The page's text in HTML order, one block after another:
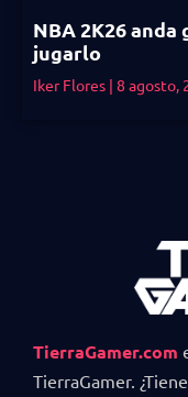
NBA 2K26
jugarlo
Iker Flores 8 agosto,
TierraGamer.com
TierraGamer.